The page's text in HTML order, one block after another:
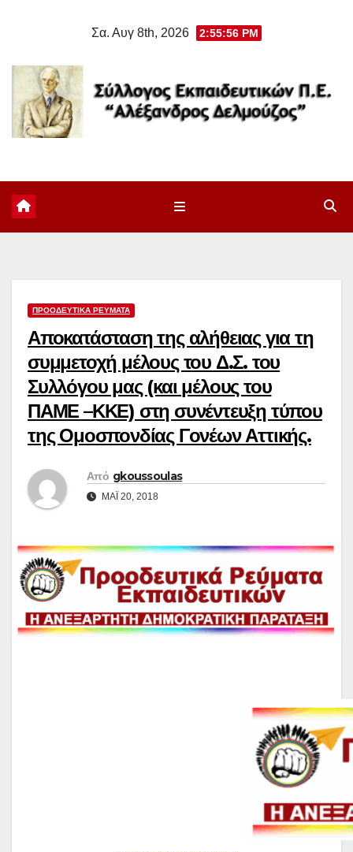
Σα. Αυγ 8th, 2026 2:55:57 PM
ΠΡΟΟΔΕΥΤΙΚΆ ΡΕΎΜΑΤΑ
Αποκατάσταση της αλήθειας για τη
συμμετοχή μέλους του Δ.Σ. του
Συλλόγου μας (και μέλους του
ΠΑΜΕ –ΚΚΕ) στη συνέντευξη τύπου
της Ομοσπονδίας Γονέων Αττικής.
Από gkoussoulas
ΜΆΙ 20, 2018